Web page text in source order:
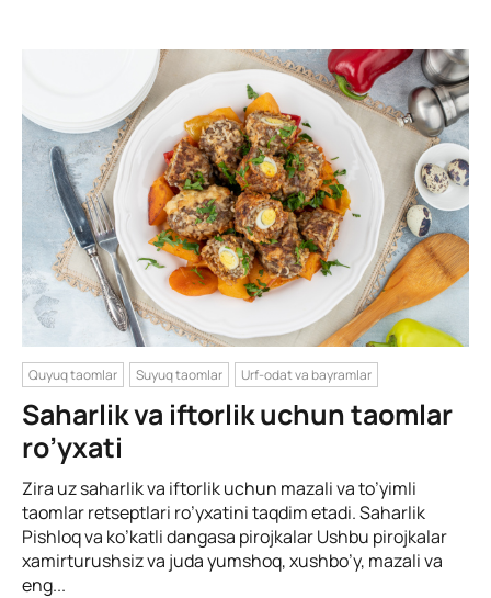
Quyuq taomlar Suyuq taomlar Urf-odat va bayramlar
Saharlik va iftorlik uchun taomlar
ro’yxati
Zira uz saharlik va iftorlik uchun mazali va to’yimli
taomlar retseptlari ro’yxatini taqdim etadi. Saharlik
Pishloq va ko’katli dangasa pirojkalar Ushbu pirojkalar
xamirturushsiz va juda yumshoq, xushbo’y, mazali va
eng...